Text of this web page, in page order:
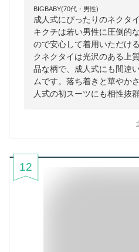
BIGBABY(70代・男性)
成人式にぴったりのネクタ
キクチは若い男性に圧倒的
ので安心して着用いただけ
クネクタイは光沢のある上
品な柄で、成人式にも間違
ムです。落ち着きと華やか
人式の初スーツにも相性抜群
12